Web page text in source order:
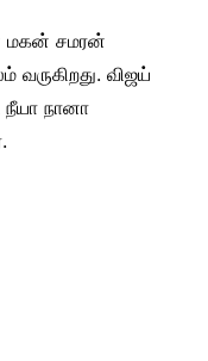
மகன் சமரன்
விஜய்
நீயா நானா